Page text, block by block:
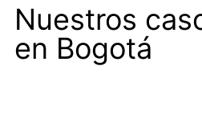
Nuestros
en Bogotá